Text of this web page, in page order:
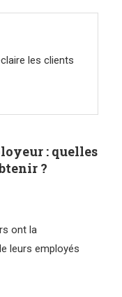
les clients
: quelles
?
ont la
leurs employés